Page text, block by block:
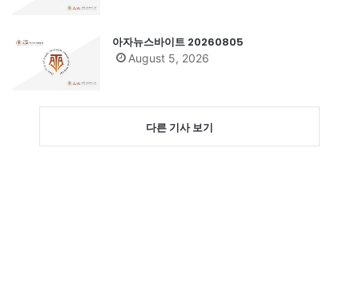
아자뉴스바이트 20260805
August 5, 2026
다른 기사 보기